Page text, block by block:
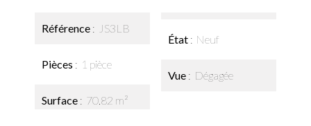
Référence JS3LB
Pièces 1 pièce
Surface 70.82 m²
État Neuf
Vue Dégagée